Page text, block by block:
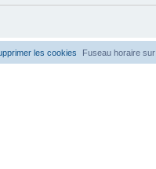
Fuseau horaire sur
les cookies